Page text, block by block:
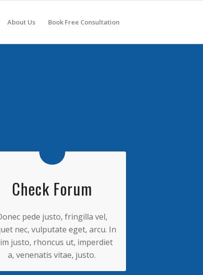
About Us Book Free Consultation
Check Forum
pede justo, fringilla vel,
nec, vulputate eget, arcu. In
justo, rhoncus ut, imperdiet
a, venenatis vitae, justo.